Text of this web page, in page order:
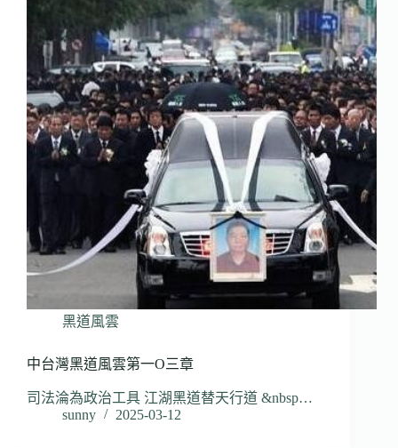
黑道風雲
中台灣黑道風雲第一O三章
司法淪為政治工具 江湖黑道替天行道 &nbsp…
sunny
2025-03-12